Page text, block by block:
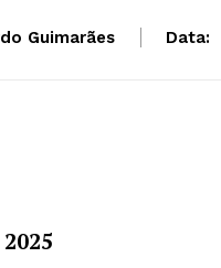
Guimarães Data: